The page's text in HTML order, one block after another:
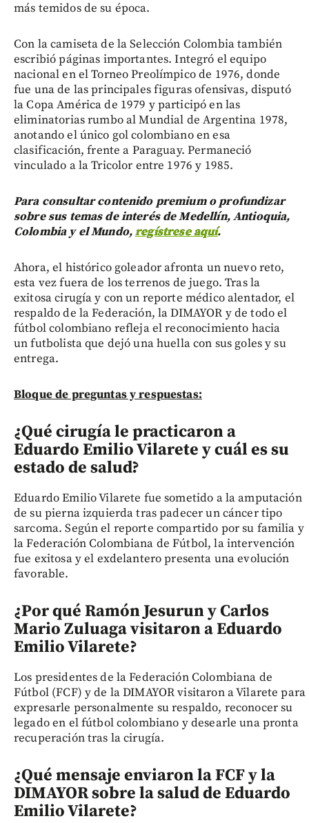
más temidos de su época.
Con la camiseta de la Selección Colombia también
escribió páginas importantes. Integró el equipo
nacional en el Torneo Preolímpico de 1976, donde
fue una de las principales figuras ofensivas, disputó
la Copa América de 1979 y participó en las
eliminatorias rumbo al Mundial de Argentina 1978,
anotando el único gol colombiano en esa
clasificación, frente a Paraguay. Permaneció
vinculado a la Tricolor entre 1976 y 1985.
Para consultar contenido premium o profundizar
sobre sus temas de interés de Medellín, Antioquia,
Colombia y el Mundo,regístrese aquí.
Ahora, el histórico goleador afronta un nuevo reto,
esta vez fuera de los terrenos de juego. Tras la
exitosa cirugía y con un reporte médico alentador, el
respaldo de la Federación, la DIMAYOR y de todo el
fútbol colombiano refleja el reconocimiento hacia
un futbolista que dejó una huella con sus goles y su
entrega.
Bloque de preguntas y respuestas:
¿Qué cirugía le practicaron a
Eduardo Emilio Vilarete y cuál es su
estado de salud?
Eduardo Emilio Vilarete fue sometido a la amputación
de su pierna izquierda tras padecer un cáncer tipo
sarcoma. Según el reporte compartido por su familia y
la Federación Colombiana de Fútbol, la intervención
fue exitosa y el exdelantero presenta una evolución
favorable.
¿Por qué Ramón Jesurun y Carlos
Mario Zuluaga visitaron a Eduardo
Emilio Vilarete?
Los presidentes de la Federación Colombiana de
Fútbol (FCF) y de la DIMAYOR visitaron a Vilarete para
expresarle personalmente su respaldo, reconocer su
legado en el fútbol colombiano y desearle una pronta
recuperación tras la cirugía.
¿Qué mensaje enviaron la FCF y la
DIMAYOR sobre la salud de Eduardo
Emilio Vilarete?